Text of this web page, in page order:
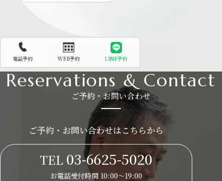
電話予約 WEB予約 LINE予約
Reservations & Contact
ご予約・お問い合わせ
ご予約・お問い合わせはこちらから
TEL 03-6625-5020
お電話受付時間 10:00～19:00